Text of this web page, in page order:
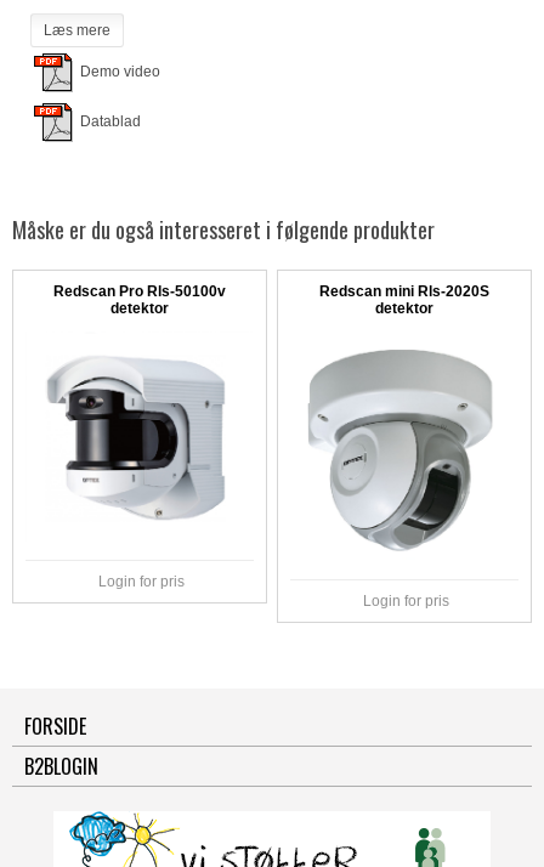
Læs mere
Demo video
Datablad
Måske er du også interesseret i følgende produkter
Redscan Pro Rls-50100v
detektor
Login for pris
Redscan mini Rls-2020S
detektor
Login for pris
FORSIDE
B2BLOGIN